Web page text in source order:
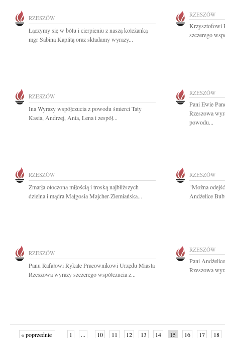
RZESZÓW
Łączymy się w bólu i cierpieniu z naszą koleżanką
mgr Sabiną Kaplitą oraz składamy wyrazy...
RZESZÓW
Krzysztofowi
szczerego
RZESZÓW
Ina Wyrazy współczucia z powodu śmierci Taty
Kasia, Andrzej, Ania, Lena i zespół...
RZESZÓW
Pani Ewie
Rzeszowa
powodu...
RZESZÓW
Zmarła otoczona miłością i troską najbliższych
dzielna i mądra Małgosia Majcher-Ziemiańska...
RZESZÓW
"Można
Andżelice
RZESZÓW
Panu Rafałowi Rykale Pracownikowi Urzędu Miasta
Rzeszowa wyrazy szczerego współczucia z...
RZESZÓW
Pani
Rzeszowa
« poprzednie 1 ... 10 11 12 13 14 15 16 17 18